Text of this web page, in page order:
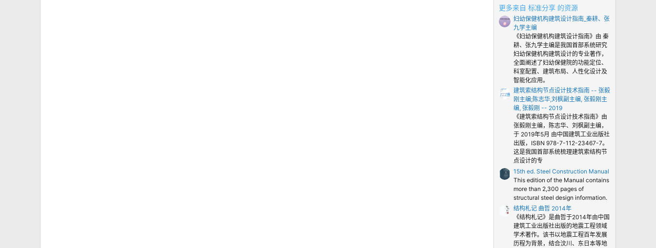
0
颗
星
更多来自 标准分享 的资源
妇幼保健机构建筑设计指南_秦耕、张
九学主编
《妇幼保健机构建筑设计指南》由 秦
耕、张九学主编是我国首部系统研究
妇幼保健机构建筑设计的专业著作，
全面阐述了妇幼保健院的功能定位、
科室配置、建筑布局、人性化设计及
智能化应用。
建筑索结构节点设计技术指南 -- 张毅
刚主编;陈志华,刘枫副主编, 张毅刚主
编, 张毅刚 -- 2019
《建筑索结构节点设计技术指南》由
张毅刚主编，陈志华、刘枫副主编，
于 2019年5月 由中国建筑工业出版社
出版，ISBN 978-7-112-23467-7。
这是我国首部系统梳理建筑索结构节
点设计的专
15th ed. Steel Construction Manual
This edition of the Manual contains
more than 2,300 pages of
structural steel design information.
结构札记 曲哲 2014年
《结构札记》是曲哲于2014年由中国
建筑工业出版社出版的地震工程领域
学术著作。该书以地震工程百年发展
历程为背景，结合汶川、东日本等地